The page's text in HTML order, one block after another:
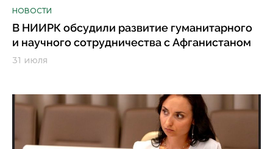
НОВОСТИ
В НИИРК обсудили развитие гуманитарного
и научного сотрудничества с Афганистаном
31 июля